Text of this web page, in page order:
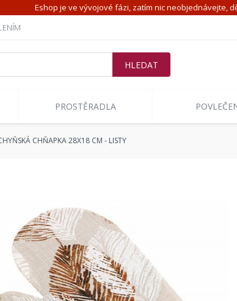
Eshop je ve vývojové fázi, zatím nic neobjednávejte,
PROSTĚRADLA
CHŇAPKA 28X18 CM - LISTY